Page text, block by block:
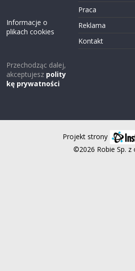
Informacje o
plikach cookies
Przechodząc dalej,
akceptujesz polity
kę prywatności
Praca
Reklama
Kontakt
Projekt strony
©2026 Robie Sp. z